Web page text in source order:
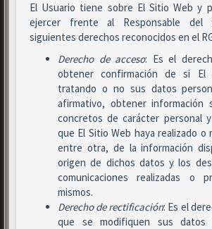
El Usuario tiene sobre El Sitio Web y
ejercer frente al Responsable del
siguientes derechos reconocidos en el
Derecho de acceso: Es el
obtener confirmación de si El
tratando o no sus datos
afirmativo, obtener información
concretos de carácter personal
que El Sitio Web haya realizado o
entre otra, de la información
origen de dichos datos y los
comunicaciones realizadas o
mismos.
Derecho de rectificación: Es el
que se modifiquen sus datos